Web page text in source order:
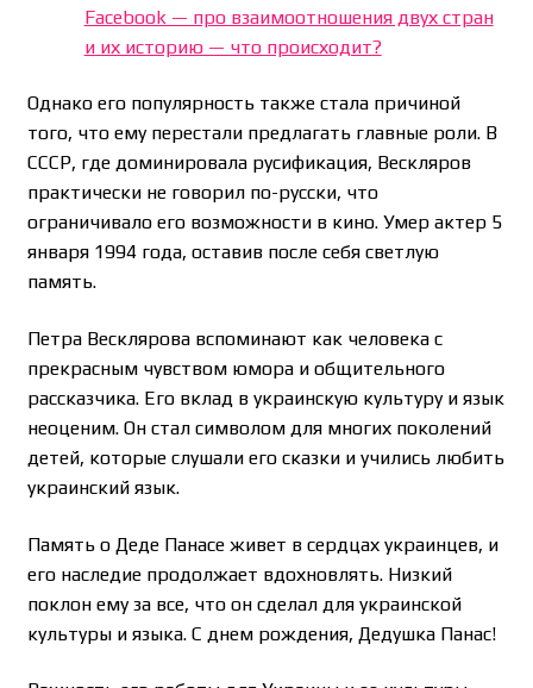
Facebook — про взаимоотношения двух стран
и их историю — что происходит?
Однако его популярность также стала причиной
того, что ему перестали предлагать главные роли. В
СССР, где доминировала русификация, Вескляров
практически не говорил по-русски, что
ограничивало его возможности в кино. Умер актер 5
января 1994 года, оставив после себя светлую
память.
Петра Весклярова вспоминают как человека с
прекрасным чувством юмора и общительного
рассказчика. Его вклад в украинскую культуру и язык
неоценим. Он стал символом для многих поколений
детей, которые слушали его сказки и учились любить
украинский язык.
Память о Деде Панасе живет в сердцах украинцев, и
его наследие продолжает вдохновлять. Низкий
поклон ему за все, что он сделал для украинской
культуры и языка. С днем рождения, Дедушка Панас!